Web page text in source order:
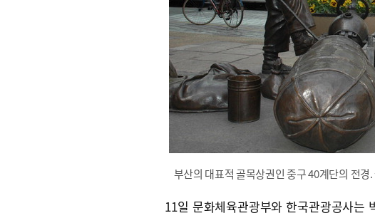
부산의 대표적 골목상권인 중구 40계단의 전경
11일 문화체육관광부와 한국관광공사는